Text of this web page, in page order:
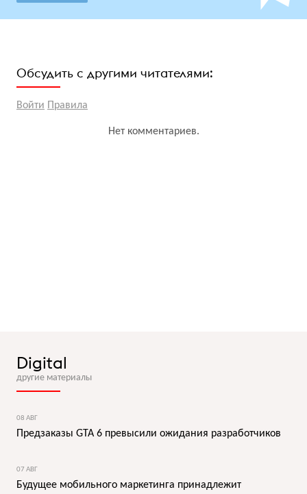
Обсудить с другими читателями:
Войти Правила
Нет комментариев.
Digital
другие материалы
08 АВГ
Предзаказы GTA 6 превысили ожидания разработчиков
07 АВГ
Будущее мобильного маркетинга принадлежит